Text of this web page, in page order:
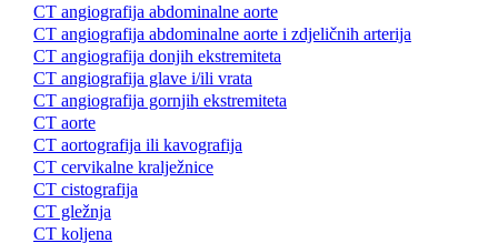
CT angiografija abdominalne aorte
CT angiografija abdominalne aorte i zdjeličnih arterija
CT angiografija donjih ekstremiteta
CT angiografija glave i/ili vrata
CT angiografija gornjih ekstremiteta
CT aorte
CT aortografija ili kavografija
CT cervikalne kralježnice
CT cistografija
CT gležnja
CT koljena